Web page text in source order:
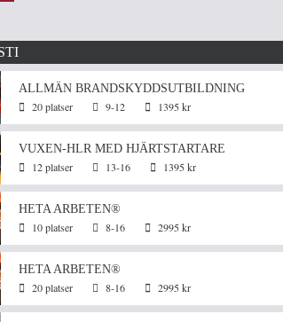
ALLMÄN BRANDSKYDDSUTBILDNING
20 platser 9-12 1395 kr
VUXEN-HLR MED HJÄRTSTARTARE
12 platser 13-16 1395 kr
HETA ARBETEN®
10 platser 8-16 2995 kr
HETA ARBETEN®
20 platser 8-16 2995 kr